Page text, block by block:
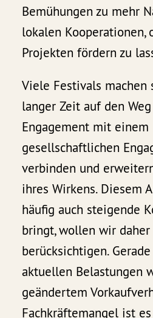
Bemühungen zu mehr
lokalen Kooperationen,
Projekten fördern zu
Viele Festivals machen
langer Zeit auf den
Engagement mit einem
gesellschaftlichen
verbinden und
ihres Wirkens. Diesem
häufig auch steigende
bringt, wollen wir
berücksichtigen.
aktuellen Belastungen
geändertem
Fachkräftemangel ist